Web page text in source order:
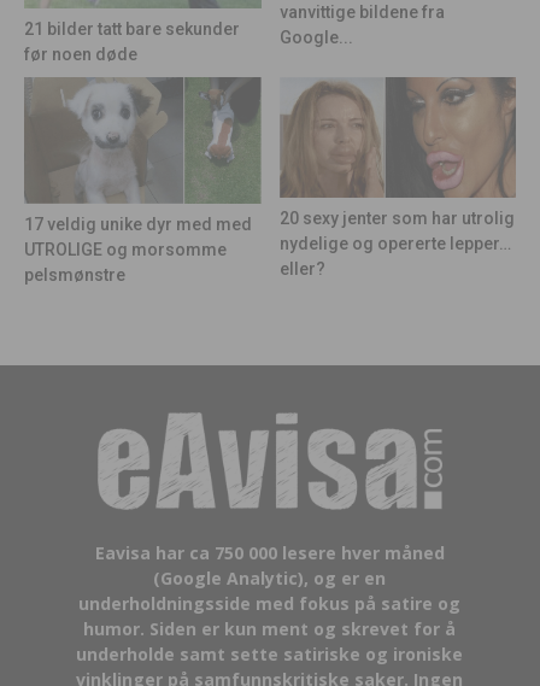
21 bilder tatt bare sekunder
før noen døde
vanvittige bildene fra
Google...
17 veldig unike dyr med med
UTROLIGE og morsomme
pelsmønstre
20 sexy jenter som har utrolig
nydelige og opererte lepper…
eller?
Eavisa har ca 750 000 lesere hver måned
(Google Analytic), og er en
underholdningsside med fokus på satire og
humor. Siden er kun ment og skrevet for å
underholde samt sette satiriske og ironiske
vinklinger på samfunnskritiske saker. Ingen